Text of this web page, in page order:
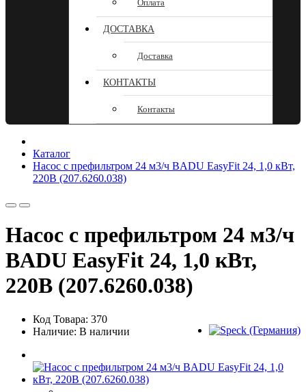
Оплата
ДОСТАВКА
Доставка
КОНТАКТЫ
Контакты
Каталог
Насос с префильтром 24 м3/ч BADU EasyFit 24, 1,0 кВт,
220В (207.6260.038)
Насос с префильтром 24 м3/ч
BADU EasyFit 24, 1,0 кВт,
220В (207.6260.038)
Код Товара: 370
Наличие: В наличии